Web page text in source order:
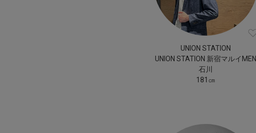
UNION STATION
UNION STATION 新宿マルイMEN
石川
181㎝